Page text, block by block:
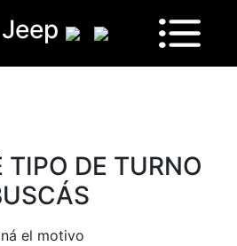
TIPO DE TURNO
el motivo